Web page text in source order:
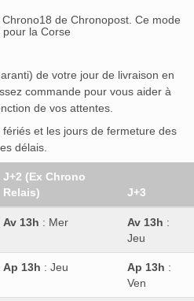
de Chronopost. Ce mode
pour la Corse
de votre jour de livraison en
commande pour vous aider à
de vos attentes.
et les jours de fermeture des
délais.
J+2 (Ex Chrono
Relais)
J+3
Av 13h : Mer Av 13h :
Jeu
Ap 13h : Jeu Ap 13h :
Ven